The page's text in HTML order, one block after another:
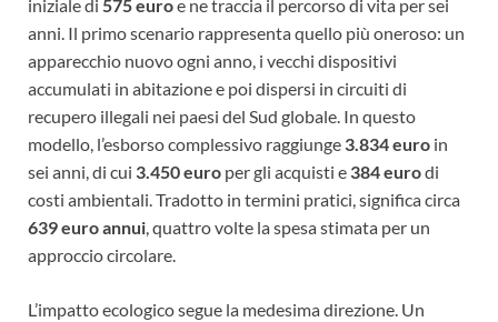
iniziale di 575 euroe ne traccia il percorso di vita per sei
anni. Il primo scenario rappresenta quello più oneroso: un
apparecchio nuovo ogni anno, i vecchi dispositivi
accumulati in abitazione e poi dispersi in circuiti di
recupero illegali nei paesi del Sud globale. In questo
modello, l’esborso complessivo raggiunge 3.834 euro in
sei anni, di cui 3.450 euro per gli acquisti e 384 eurodi
costi ambientali. Tradotto in termini pratici, significa circa
639 euro annui, quattro volte la spesa stimata per un
approccio circolare.
L’impatto ecologico segue la medesima direzione. Un